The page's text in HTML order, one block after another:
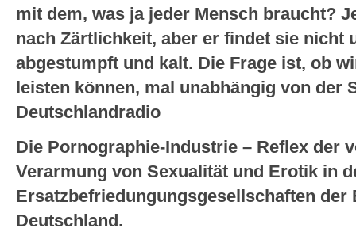
mit dem, was ja jeder Mensch braucht?
nach Zärtlichkeit, aber er findet sie nicht
abgestumpft und kalt. Die Frage ist, ob
leisten können, mal unabhängig von der
Deutschlandradio
Die Pornographie-Industrie – Reflex der
Verarmung von Sexualität und Erotik in
Ersatzbefriedungungsgesellschaften der
Deutschland.